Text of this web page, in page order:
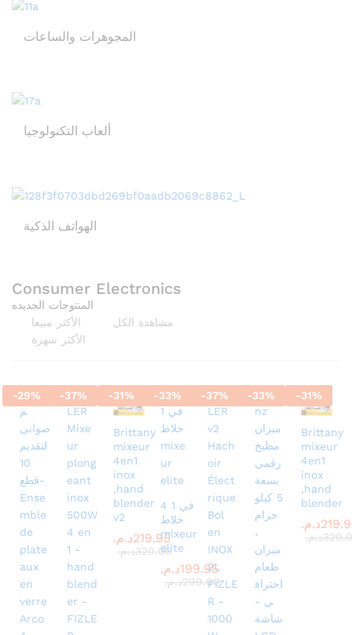
المجوهرات والساعات
ألعاب التكنولوجيا
الهواتف الذكية
Consumer Electronics
المنتوجات الجديده
الأكثر مبيعا
الأكثر شهرة
مشاهدة الكل
-29% -37% -31%
Brittany
mixeur
4en1
inox
,hand
blender
v2
219.95د.م.
320.00د.م.
-33%
4 في 1
خلاط
mixeur
elite
199.95د.م.
299.00د.م.
-37% -33% -31%
Brittany
mixeur
4en1
inox
,hand
blender
د.م.
د.م.